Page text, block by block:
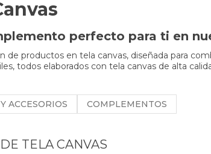
perfecto para ti en
de productos en tela canvas, diseñada para
todos elaborados con tela canvas de alta
ACCESORIOS COMPLEMENTOS
TELA CANVAS